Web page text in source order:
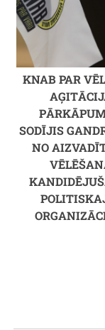
KNAB PAR
SODĪJIS
NO